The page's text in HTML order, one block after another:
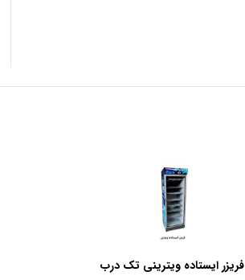
فریزر ایستاده ویترینی تک درب